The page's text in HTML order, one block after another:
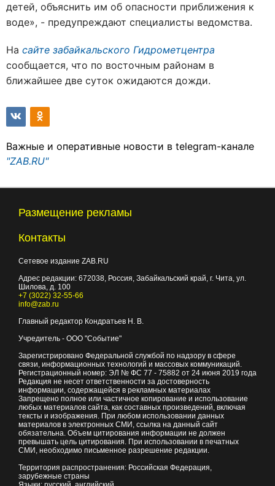
детей, объяснить им об опасности приближения к
воде», - предупреждают специалисты ведомства.
На сайте забайкальского Гидрометцентра
сообщается, что по восточным районам в
ближайшее две суток ожидаются дожди.
Важные и оперативные новости в telegram-канале
"ZAB.RU"
Размещение рекламы
Контакты
Сетевое издание ZAB.RU
Адрес редакции: 672038 , Россия, Забайкальский край, г. Чита ул.
Шилова, д. 100
+7 (3022) 32-55-66
info@zab.ru
Главный редактор Кондратьев Н. В.
Учредитель - ООО "Событие"
Зарегистрировано Федеральной службой по надзору в сфере
связи, информационных технологий и массовых коммуникаций.
Регистрационный номер: ЭЛ № ФС 77 - 75882 от 24 июня 2019 года
Редакция не несет ответственности за достоверность
информации, содержащейся в рекламных материалах
Запрещено полное или частичное копирование и использование
любых материалов сайта, как составных произведений, включая
тексты и изображения. При любом использовании данных
материалов в электронных СМИ, ссылка на данный сайт
обязательна. Объем цитирования информации не должен
превышать цель цитирования. При использовании в печатных
СМИ, необходимо письменное разрешение редакции.
Территория распространения: Российская Федерация,
зарубежные страны